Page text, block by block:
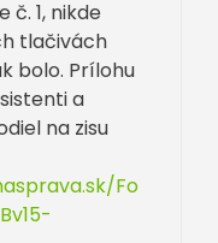
č. 1, nikde
tlačivách
bolo. Prílohu
a
na zisu
Fo